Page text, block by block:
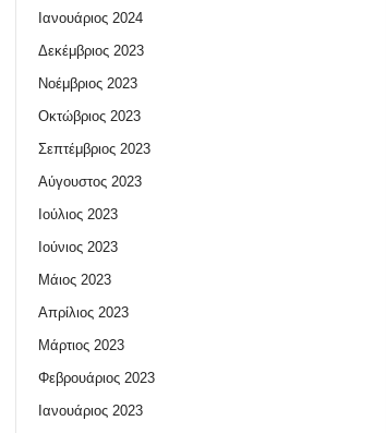
Ιανουάριος 2024
Δεκέμβριος 2023
Νοέμβριος 2023
Οκτώβριος 2023
Σεπτέμβριος 2023
Αύγουστος 2023
Ιούλιος 2023
Ιούνιος 2023
Μάιος 2023
Απρίλιος 2023
Μάρτιος 2023
Φεβρουάριος 2023
Ιανουάριος 2023